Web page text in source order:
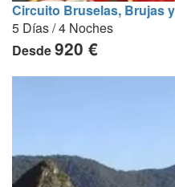
Circuito Bruselas, Brujas
5 Días / 4 Noches
Desde920 €